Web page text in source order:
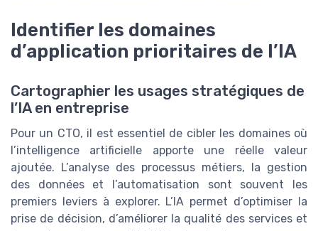
Identifier les domaines
d’application prioritaires de l’IA
Cartographier les usages stratégiques de
l’IA en entreprise
Pour un CTO, il est essentiel de cibler les domaines où
l’intelligence artificielle apporte une réelle valeur
ajoutée. L’analyse des processus métiers, la gestion
des données et l’automatisation sont souvent les
premiers leviers à explorer. L’IA permet d’optimiser la
prise de décision, d’améliorer la qualité des services et